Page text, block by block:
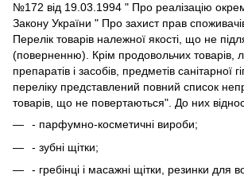
№172 від 19.03.1994 " Про реалізацію
Закону України " Про захист прав
Перелік товарів належної якості, що не
(поверненню). Крім продовольчих товарів,
препаратів і засобів, предметів санітарної
переліку представлений повний список
товарів, що не повертаються". До них
- парфумно-косметичні вироби;
- зубні щітки;
- гребінці і масажні щітки, резинки для